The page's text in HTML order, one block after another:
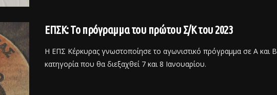
ΕΠΣΚ: Το πρόγραμμα του πρώτου Σ/Κ του 2023
Η ΕΠΣ Κέρκυρας γνωστοποίησε το αγωνιστικό πρόγραμμα σε Α και Β
κατηγορία που θα διεξαχθεί 7 και 8 Ιανουαρίου.